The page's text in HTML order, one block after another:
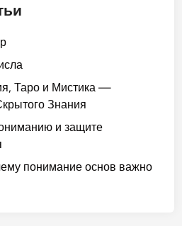
Таро и Мистика —
Знания
и защите
понимание основ важно